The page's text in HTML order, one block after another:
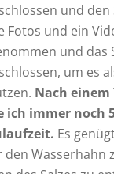
und
Fotos und ein
und das
um es
Nach
ich immer noch
Es
den Wasserhahn